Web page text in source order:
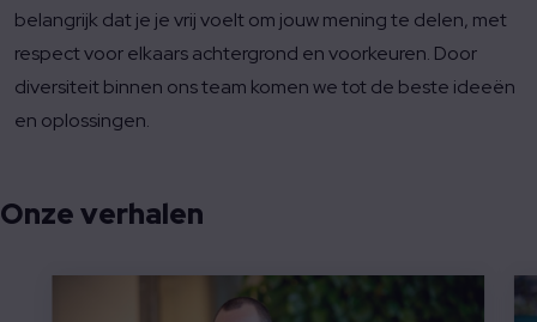
belangrijk dat je je vrij voelt om jouw mening te delen, met
respect voor elkaars achtergrond en voorkeuren. Door
diversiteit binnen ons team komen we tot de beste ideeën
en oplossingen.
Onze verhalen